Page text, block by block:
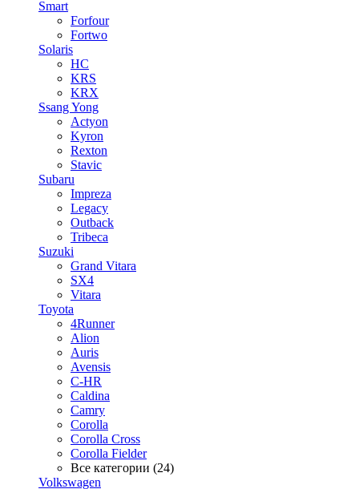
Smart
Forfour
Fortwo
Solaris
HC
KRS
KRX
Ssang Yong
Actyon
Kyron
Rexton
Stavic
Subaru
Impreza
Legacy
Outback
Tribeca
Suzuki
Grand Vitara
SX4
Vitara
Toyota
4Runner
Alion
Auris
Avensis
C-HR
Caldina
Camry
Corolla
Corolla Cross
Corolla Fielder
Все категории (24)
Volkswagen